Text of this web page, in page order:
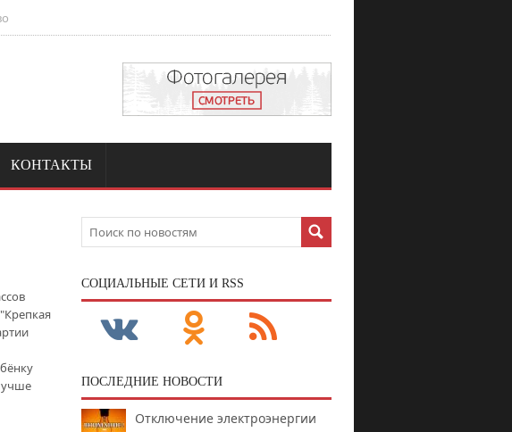
КОНТАКТЫ
CОЦИАЛЬНЫЕ СЕТИ И RSS
ПОСЛЕДНИЕ НОВОСТИ
Отключение электроэнергии